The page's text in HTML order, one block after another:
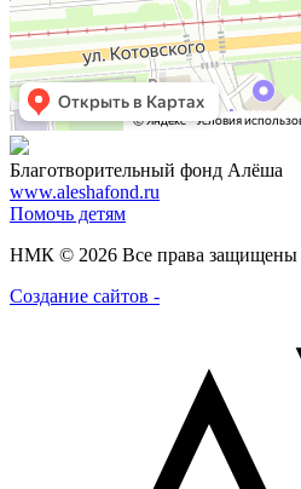
Благотворительный фонд Алёша
www.aleshafond.ru
Помочь детям
НМК © 2026 Все права защищены
Создание сайтов -